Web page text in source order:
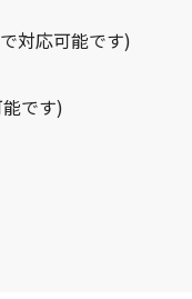
対応可能です)
です)